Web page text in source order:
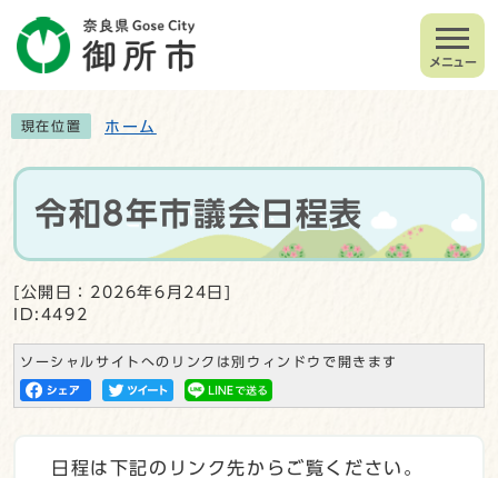
メニュー
現在位置 ホーム
令和8年市議会日程表
[公開日：2026年6月24日]
ID:4492
ソーシャルサイトへのリンクは別ウィンドウで開きます
日程は下記のリンク先からご覧ください。